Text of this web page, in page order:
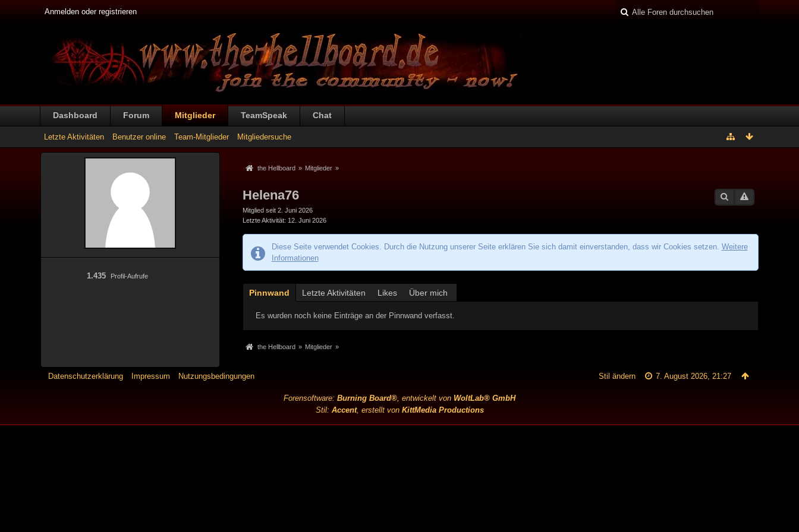
Anmelden oder registrieren
Dashboard Forum Mitglieder TeamSpeak Chat
Letzte Aktivitäten Benutzer online Team-Mitglieder Mitgliedersuche
Profil-Aufrufe
1.435
the Hellboard » Mitglieder »
Helena76
Mitglied seit 2. Juni 2026
Letzte Aktivität
12. Juni 2026
Diese Seite verwendet Cookies. Durch die Nutzung unserer Seite erklären Sie sich damit einverstanden, dass wir Cookies setzen. Weitere
Informationen
Pinnwand Letzte Aktivitäten Likes Über mich
Es wurden noch keine Einträge an der Pinnwand verfasst.
the Hellboard » Mitglieder »
Datenschutzerklärung Impressum Nutzungsbedingungen 7. August 2026, 21:27
Stil ändern
Forensoftware: Burning Board®, entwickelt von WoltLab® GmbH
Stil: Accent, erstellt von KittMedia Productions